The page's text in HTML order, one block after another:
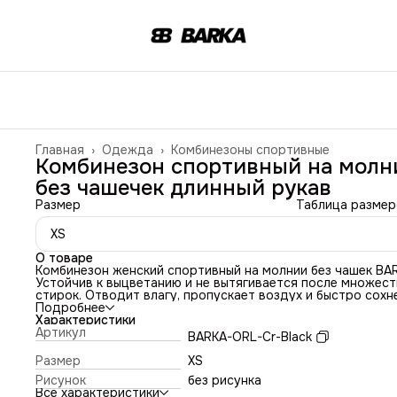
Комбинезоны спортивные
Одежда ›
Главная ›
Комбинезон спортивный на
без чашечек длинный рукав
Размер
Таблица
XS
О товаре
Комбинезон женский спортивный на молнии без чашек
Устойчив к выцветанию и не вытягивается после
стирок. Отводит влагу, пропускает воздух и быстро
Сидит на теле как вторая кожа, не скатывается и не
просвечивает при растяжении. Высокая посадка
удлиняет ноги и подчеркивает пропорции фигуры. За
корсажного кроя – выгодно подчеркивает фигуру.
Представленная модель выполнена с ластовицей, что
обеспечит комфорт и удобство в любой ситуации.
Рекомендуем учитывать: если ваши мерки находятся
Подробнее
Характеристики
Артикул
BARKA-ORL-Cr-Black
Размер
XS
Рисунок
без рисунка
Все характеристики